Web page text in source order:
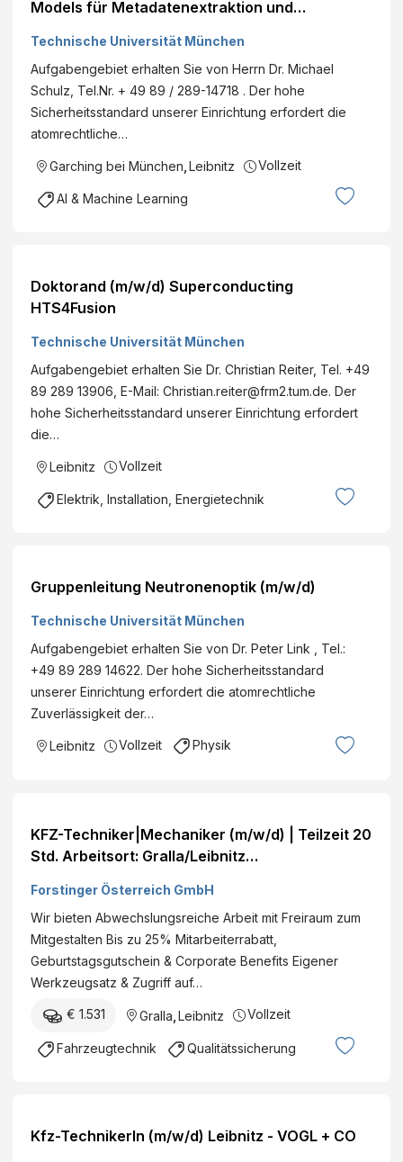
Models für Metadatenextraktion und
Technische Universität München
Aufgabengebiet erhalten Sie von Herrn Dr. Michael
Schulz, Tel.Nr. + 49 89 / 289-14718 . Der hohe
Sicherheitsstandard unserer Einrichtung erfordert die
atomrechtliche…
Garching bei München Leibnitz Vollzeit
AI & Machine Learning
Doktorand (m/w/d) Superconducting
HTS4Fusion
Technische Universität München
Aufgabengebiet erhalten Sie Dr. Christian Reiter, Tel. +49
89 289 13906, E-Mail: Christian.reiter@frm2.tum.de. Der
hohe Sicherheitsstandard unserer Einrichtung erfordert
die…
Leibnitz Vollzeit
Elektrik, Installation, Energietechnik
Gruppenleitung Neutronenoptik (m/w/d)
Technische Universität München
Aufgabengebiet erhalten Sie von Dr. Peter Link , Tel.:
+49 89 289 14622. Der hohe Sicherheitsstandard
unserer Einrichtung erfordert die atomrechtliche
Zuverlässigkeit der…
Leibnitz Vollzeit Physik
KFZ-Techniker|Mechaniker (m/w/d) | Teilzeit 20
Std. Arbeitsort: Gralla/Leibnitz
Referenznummer: #1297
Forstinger Österreich GmbH
Wir bieten Abwechslungsreiche Arbeit mit Freiraum zum
Mitgestalten Bis zu 25% Mitarbeiterrabatt,
Geburtstagsgutschein & Corporate Benefits Eigener
Werkzeugsatz & Zugriff auf…
€ 1.531 Gralla Leibnitz Vollzeit
Fahrzeugtechnik Qualitätssicherung
Kfz-TechnikerIn (m/w/d) Leibnitz - VOGL + CO